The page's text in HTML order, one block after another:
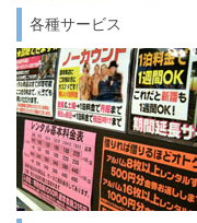
各種サービス